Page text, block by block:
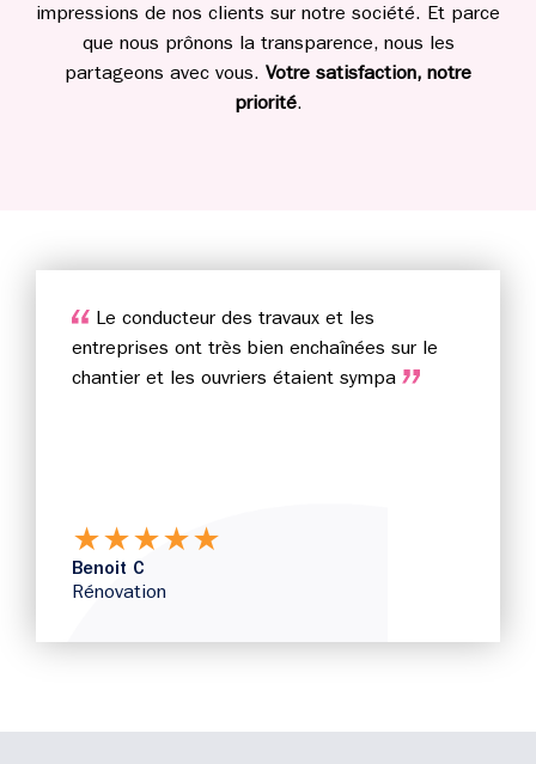
impressions de nos clients sur notre société. Et parce
que nous prônons la transparence, nous les
partageons avec vous. Votre satisfaction, notre
priorité.
Le conducteur des travaux et les
entreprises ont très bien enchaînées sur le
chantier et les ouvriers étaient sympa
★★★★★
Benoit C
Rénovation